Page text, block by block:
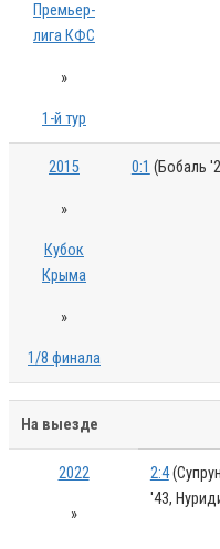
Премьер-
лига КФС
»
1-й тур
2015
»
Кубок
Крыма
»
1/8 финала
0:1 (Бобаль
На выезде
2022
»
2:4
'43,